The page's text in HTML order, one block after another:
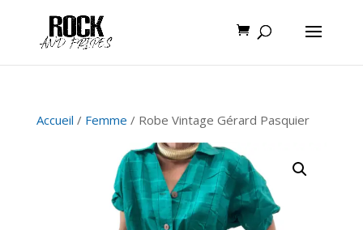
Accueil / Femme / Robe Vintage Gérard Pasquier